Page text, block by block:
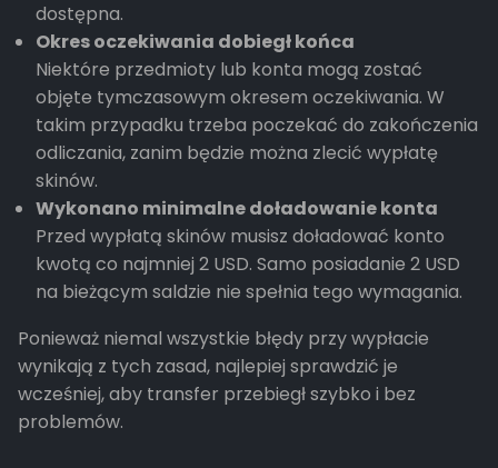
dostępna.
Okres oczekiwania dobiegł końca
Niektóre przedmioty lub konta mogą zostać
objęte tymczasowym okresem oczekiwania. W
takim przypadku trzeba poczekać do zakończenia
odliczania, zanim będzie można zlecić wypłatę
skinów.
Wykonano minimalne doładowanie konta
Przed wypłatą skinów musisz doładować konto
kwotą co najmniej 2 USD. Samo posiadanie 2 USD
na bieżącym saldzie nie spełnia tego wymagania.
Ponieważ niemal wszystkie błędy przy wypłacie
wynikają z tych zasad, najlepiej sprawdzić je
wcześniej, aby transfer przebiegł szybko i bez
problemów.